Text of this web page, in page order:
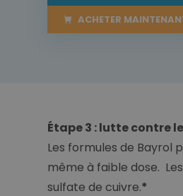
ACHETER
Étape 3 : lutte contre
Les formules de Bayrol
même à faible dose.
sulfate de cuivre.*